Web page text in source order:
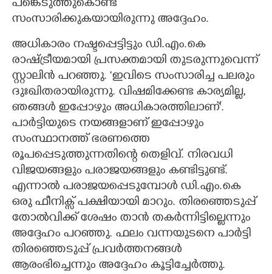
പങ്കെടുത്തുകൊണ്ട്
സംസാരിക്കുകയായിരുന്നു അദ്ദേഹം.
അധികാരം നഷ്ടപ്പെട്ടിട്ടും ഡി.എം.കെ
രാഷ്ട്രീയമായി പ്രസക്തമായി തുടരുന്നുവെന്ന്
സ്റ്റാലിൻ പറഞ്ഞു. 'ഇവിടെ സംസാരിച്ച പലരും
ദുഃഖിതരായിരുന്നു. വിഷമിക്കേണ്ട കാര്യമില്ല,
ഞങ്ങൾ ഇപ്പോഴും അധികാരത്തിലാണ്'.
പാർട്ടിയുടെ നയങ്ങളാണ് ഇപ്പോഴും
സംസ്ഥാനത്ത് ഭരണത്തെ
രൂപപ്പെടുത്തുന്നതിന്റെ തെളിവ്. നിരവധി
വിജയങ്ങളും പരാജയങ്ങളും കണ്ടിട്ടുണ്ട്.
എന്നാൽ പരാജയപ്പെടുമ്പോൾ ഡി.എം.കെ
ഒരു ഫീനിക്സ് പക്ഷിയായി മാറും. തിരഞ്ഞെടുപ്പ്
തോൽവിക്ക് ശേഷം താൻ തകർന്നിട്ടില്ലെന്നും
അദ്ദേഹം പറഞ്ഞു. ഫലം വന്നയുടനെ പാർട്ടി
തിരഞ്ഞെടുപ്പ് പ്രവർത്തനങ്ങൾ
ആരംഭിച്ചെന്നും അദ്ദേഹം കൂട്ടിച്ചേർത്തു.